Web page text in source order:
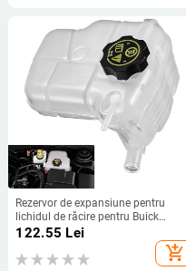
Rezervor de expansiune pentru
lichidul de răcire pentru Buick
Excelle și Chevrolet Cruze — numere
de piese: 13256823, 13465094,
13393368, 13502353 — Brand
122.55 Lei
add_shopping_cart